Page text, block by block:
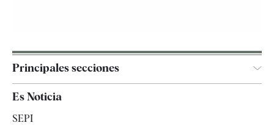
Principales secciones
España
Es Noticia
SEPI